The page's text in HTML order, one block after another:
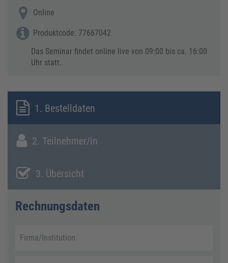
Online
Produktcode: 77667042
Das Seminar findet online live von 09:00 bis ca. 16:00
Uhr statt.
1. Bestelldaten
2. Teilnehmer/in
3. Übersicht
Rechnungsdaten
Firma/Institution